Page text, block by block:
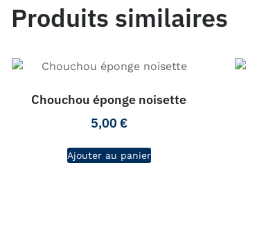
Produits similaires
Chouchou éponge noisette
5,00 €
Ajouter au panier